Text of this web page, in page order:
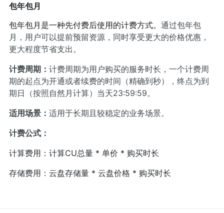
包年包月
包年包月是一种先付费后使用的计费方式。 通过包年包
月，用户可以提前预留资源，同时享受更大的价格优惠，
更大程度节省支出。
计费周期： 计费周期为用户购买的服务时长，一个计费周
期的起点为开通或者续费的时间（精确到秒），终点为到
期日（按照自然月计算）当天23:59:59。
适用场景： 适用于长期且较稳定的业务场景。
计费公式：
计算费用：计算CU总量 * 单价 * 购买时长
存储费用：云盘存储量 * 云盘价格 * 购买时长